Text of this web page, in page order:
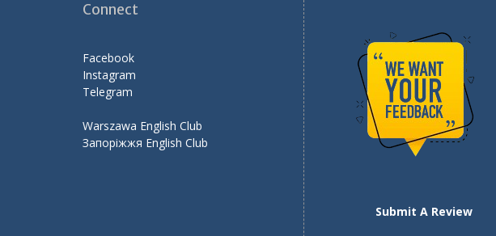
Connect
Facebook
Instagram
Telegram
Warszawa English Club
Запоріжжя English Club
Submit A Review